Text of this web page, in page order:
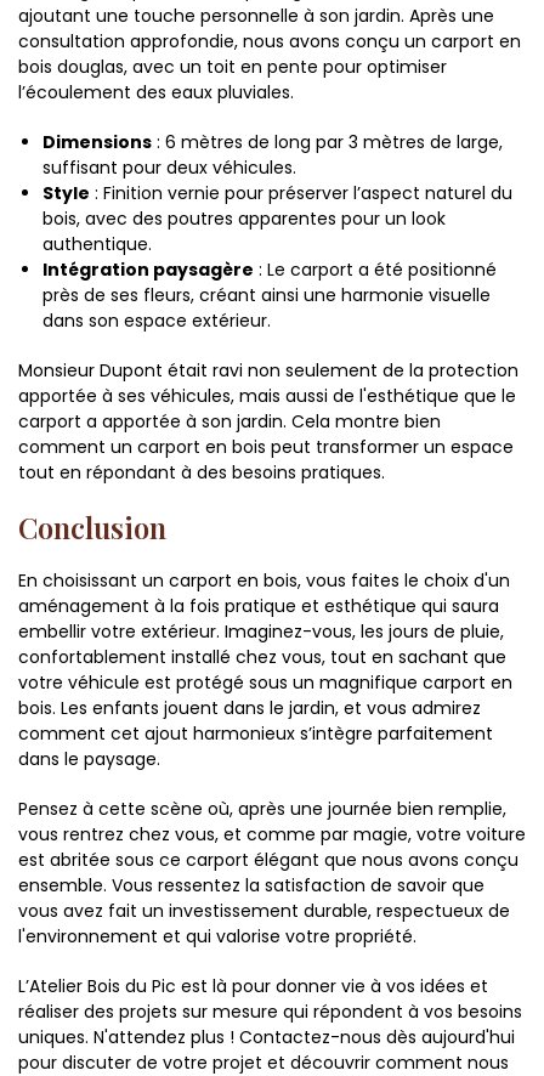
ajoutant une touche personnelle à son jardin. Après une
consultation approfondie, nous avons conçu un carport en
bois douglas, avec un toit en pente pour optimiser
l’écoulement des eaux pluviales.
Dimensions : 6 mètres de long par 3 mètres de large,
suffisant pour deux véhicules.
Style : Finition vernie pour préserver l’aspect naturel du
bois, avec des poutres apparentes pour un look
authentique.
Intégration paysagère : Le carport a été positionné
près de ses fleurs, créant ainsi une harmonie visuelle
dans son espace extérieur.
Monsieur Dupont était ravi non seulement de la protection
apportée à ses véhicules, mais aussi de l'esthétique que le
carport a apportée à son jardin. Cela montre bien
comment un carport en bois peut transformer un espace
tout en répondant à des besoins pratiques.
Conclusion
En choisissant un carport en bois, vous faites le choix d'un
aménagement à la fois pratique et esthétique qui saura
embellir votre extérieur. Imaginez-vous, les jours de pluie,
confortablement installé chez vous, tout en sachant que
votre véhicule est protégé sous un magnifique carport en
bois. Les enfants jouent dans le jardin, et vous admirez
comment cet ajout harmonieux s’intègre parfaitement
dans le paysage.
Pensez à cette scène où, après une journée bien remplie,
vous rentrez chez vous, et comme par magie, votre voiture
est abritée sous ce carport élégant que nous avons conçu
ensemble. Vous ressentez la satisfaction de savoir que
vous avez fait un investissement durable, respectueux de
l'environnement et qui valorise votre propriété.
L’Atelier Bois du Pic est là pour donner vie à vos idées et
réaliser des projets sur mesure qui répondent à vos besoins
uniques. N'attendez plus ! Contactez-nous dès aujourd'hui
pour discuter de votre projet et découvrir comment nous